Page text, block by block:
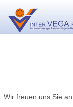
Wir freuen uns Sie